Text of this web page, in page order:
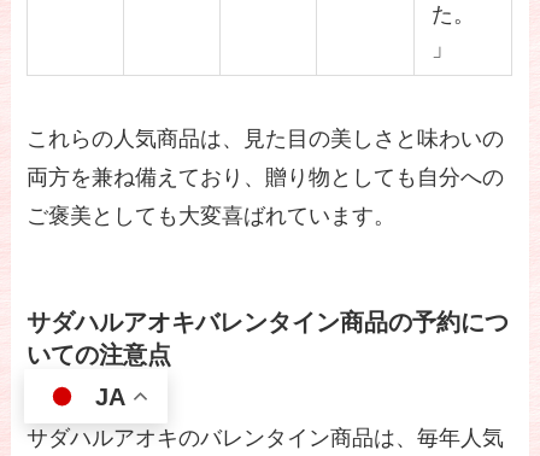
た。
」
これらの人気商品は、見た目の美しさと味わいの
両方を兼ね備えており、贈り物としても自分への
ご褒美としても大変喜ばれています。
サダハルアオキバレンタイン商品の予約につ
いての注意点
サダハルアオキのバレンタイン商品は、毎年人気
JA